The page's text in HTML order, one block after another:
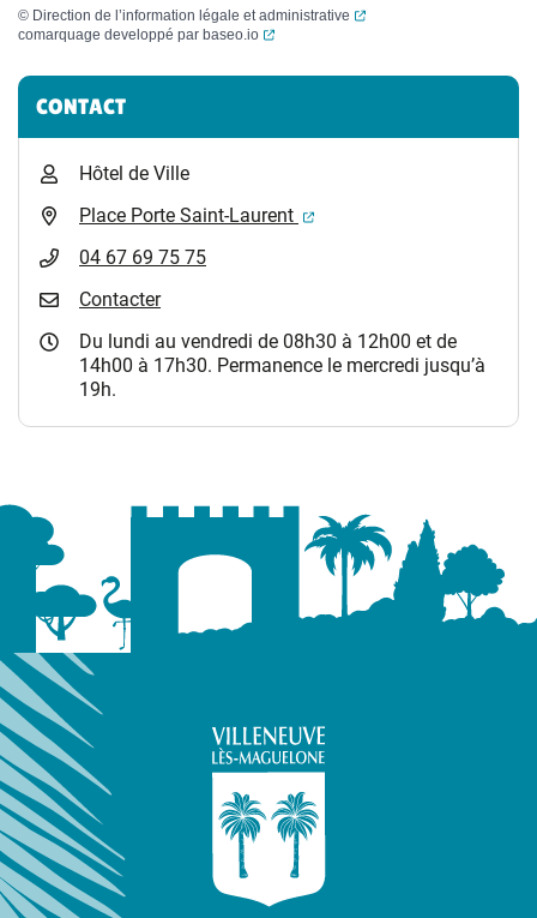
© Direction de l’information légale et administrative
(ouverture dans un
comarquage developpé par baseo.io (ouverture dans un nouvel onglet)
Informations complémentaires
CONTACT
Hôtel de Ville
Place Porte Saint-Laurent
(ouverture dans un
04 67 69 75 75
Contacter
Du lundi au vendredi de 08h30 à 12h00 et de
14h00 à 17h30. Permanence le mercredi jusqu’à
19h.